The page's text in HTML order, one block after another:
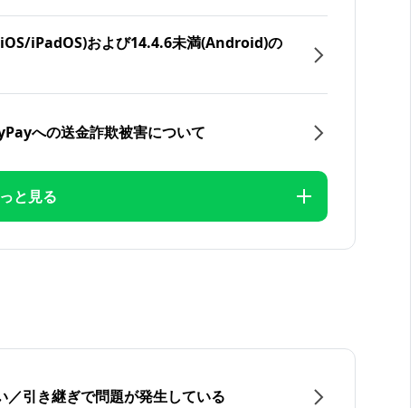
iPadOS)および14.4.6未満(Android)の
への送金詐欺被害について
と見る
引き継ぎで問題が発生している